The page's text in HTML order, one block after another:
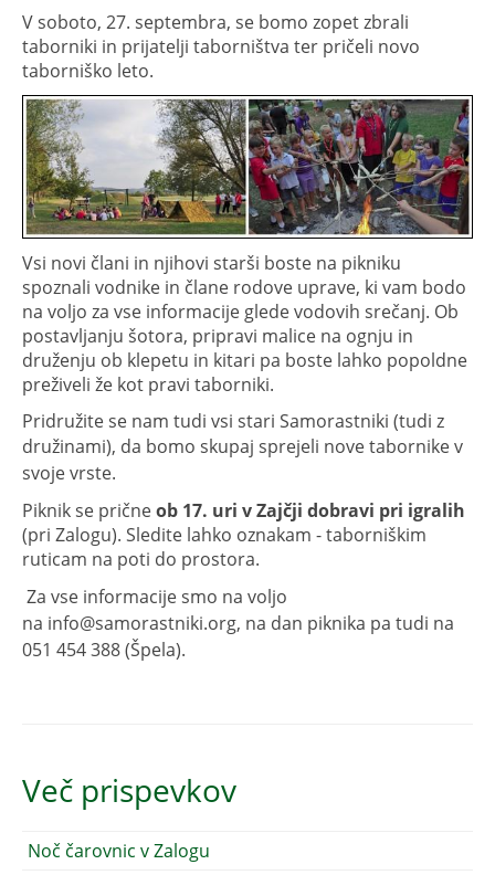
V soboto, 27. septembra, se bomo zopet zbrali
taborniki in prijatelji taborništva ter pričeli novo
taborniško leto.
Vsi novi člani in njihovi starši boste na pikniku
spoznali vodnike in člane rodove uprave, ki vam bodo
na voljo za vse informacije glede vodovih srečanj. Ob
postavljanju šotora, pripravi malice na ognju in
druženju ob klepetu in kitari pa boste lahko popoldne
preživeli že kot pravi taborniki.
Pridružite se nam tudi vsi stari Samorastniki (tudi z
družinami), da bomo skupaj sprejeli nove tabornikev
svoje vrste.
Piknik se pričneob 17. uri v Zajčji dobravi pri igralih
(pri Zalogu). Sledite lahko oznakam - taborniškim
ruticam na poti do prostora.
Za vse informacije smo na voljo
na info@samorastniki.org, na dan piknika pa tudi na
051 454 388 (Špela).
Več prispevkov
Noč čarovnic v Zalogu